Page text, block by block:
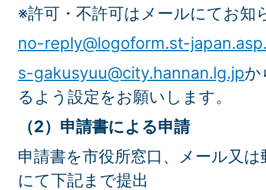
※許可・不許可はメールにてお知
no-reply@logoform.st-
s-gakusyuu@city.hannan.lg.jpか
るよう設定をお願いします。
（2）申請書による申請
申請書を市役所窓口、メール又
にて下記まで提出